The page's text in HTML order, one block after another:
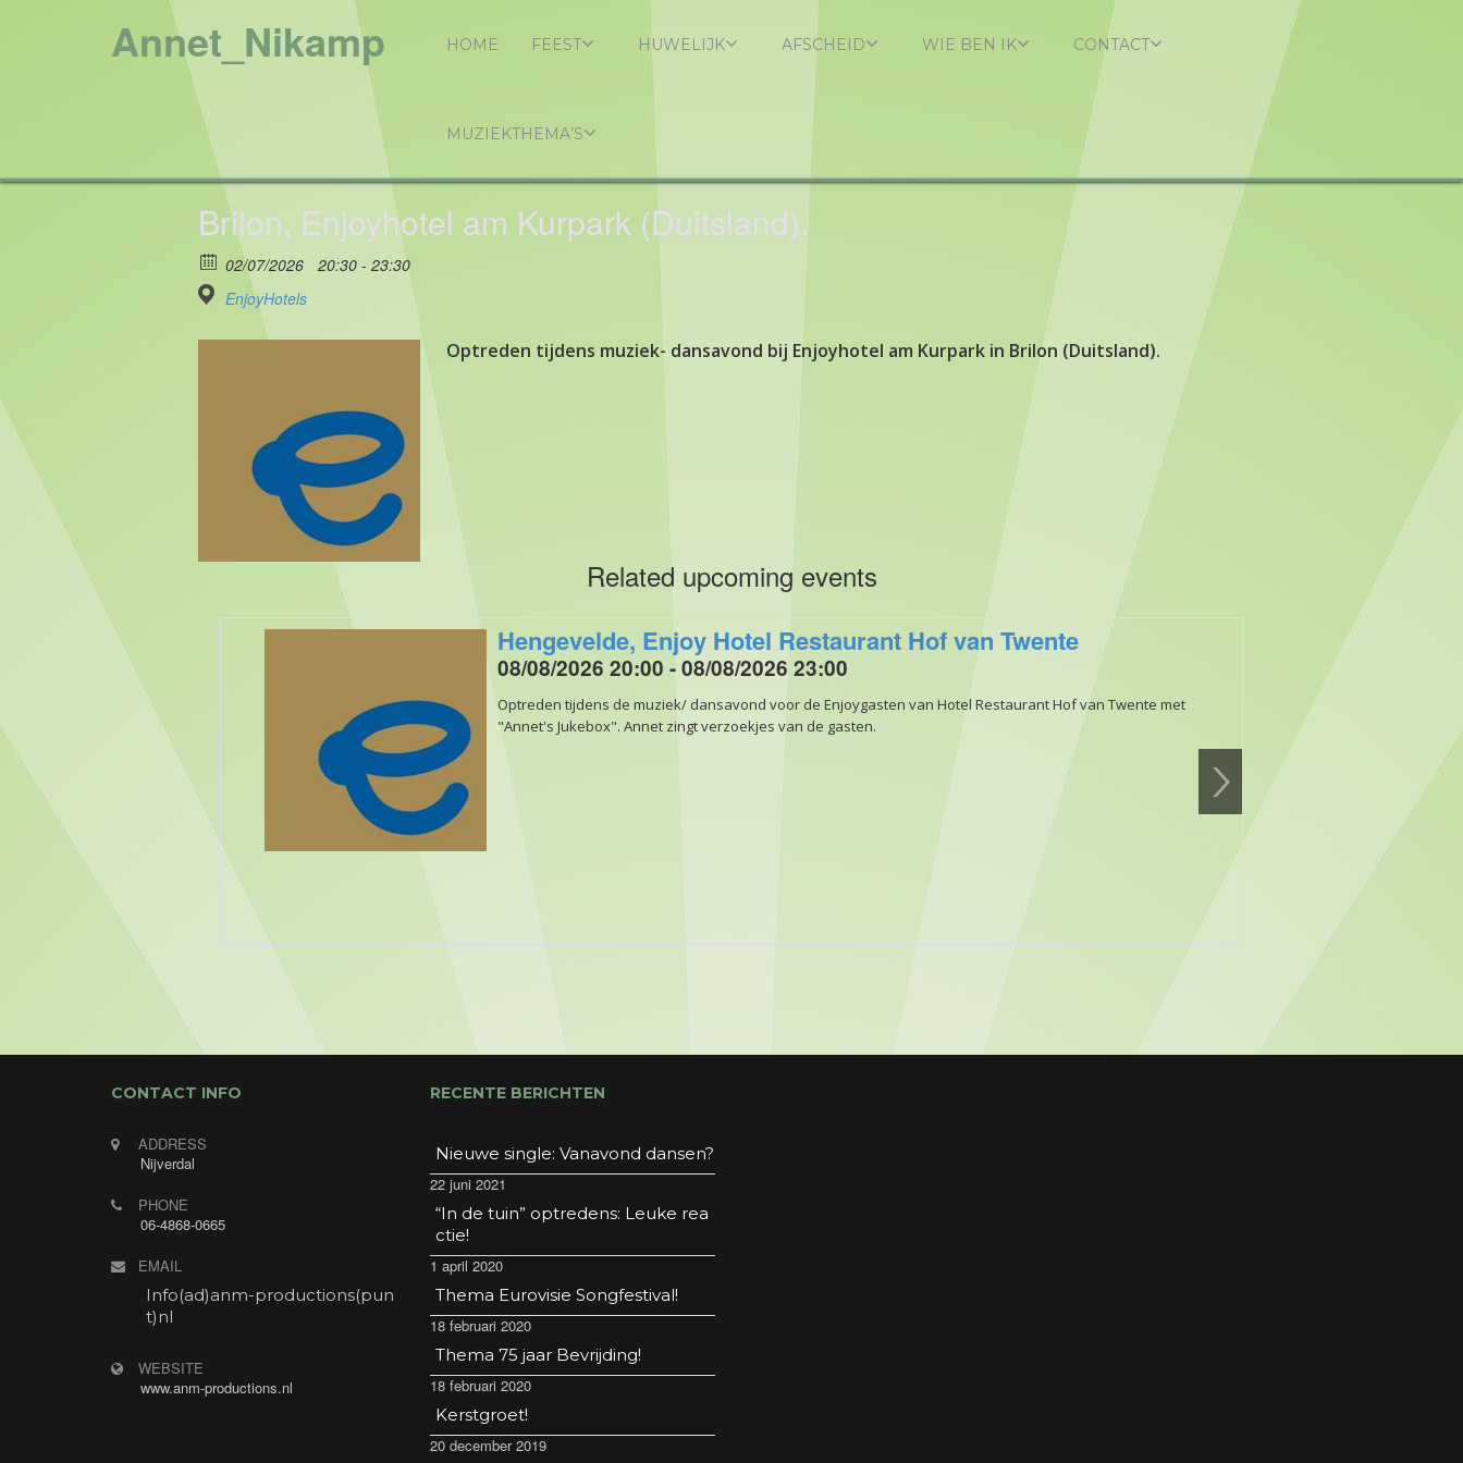
Annet_Nikamp HOME FEEST HUWELIJK AFSCHEID WIE BEN IK CONTACT
MUZIEKTHEMA’S
Brilon, Enjoyhotel am Kurpark (Duitsland).
02/07/2026
20:30 - 23:30
EnjoyHotels
Optreden tijdens muziek- dansavond bij Enjoyhotel am Kurpark in Brilon (Duitsland).
Related upcoming events
Hengevelde, Enjoy Hotel Restaurant Hof van Twente
08/08/2026 20:00 - 08/08/2026 23:00
Optreden tijdens de muziek/ dansavond voor de Enjoygasten van Hotel Restaurant Hof van Twente met
"Annet's Jukebox". Annet zingt verzoekjes van de gasten.
CONTACT INFO
ADDRESS
Nijverdal
PHONE
06-4868-0665
EMAIL
Info(ad)anm-productions(pun
t)nl
WEBSITE
www.anm-productions.nl
RECENTE BERICHTEN
Nieuwe single: Vanavond dansen?
22 juni 2021
“In de tuin” optredens: Leuke rea
ctie!
1 april 2020
Thema Eurovisie Songfestival!
18 februari 2020
Thema 75 jaar Bevrijding!
18 februari 2020
Kerstgroet!
20 december 2019